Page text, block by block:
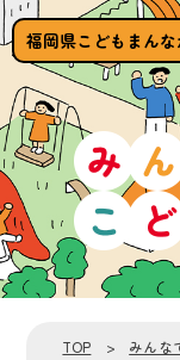
福岡県こどもまん
TOP > みんな